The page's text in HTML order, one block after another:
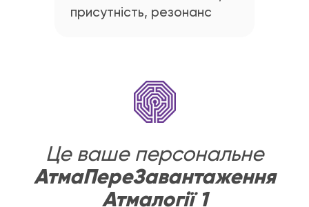
Це ваше персональне
АтмаПереЗавантаження
Атмалогії 1
присутність, резонанс